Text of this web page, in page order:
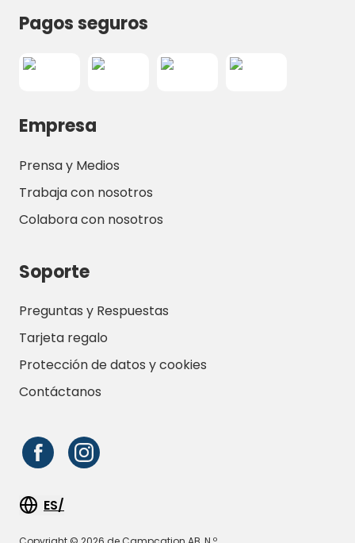
Pagos seguros
Empresa
Prensa y Medios
Trabaja con nosotros
Colabora con nosotros
Soporte
Preguntas y Respuestas
Tarjeta regalo
Protección de datos y cookies
Contáctanos
ES/